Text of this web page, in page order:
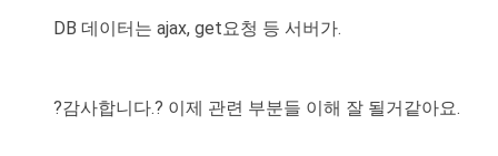
DB 데이터는 ajax, get요청 등 서버가.
?감사합니다.? 이제 관련 부분들 이해 잘 될거같아요.